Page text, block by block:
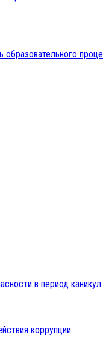
в период каникул
коррупции